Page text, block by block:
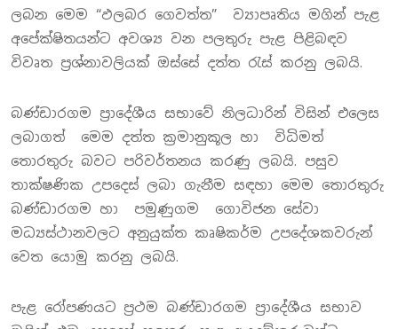
ලබන මෙම “ඵලබර ගෙවත්ත” ව්‍යාපෘතිය මගින් පැළ
අපේක්ෂිතයන්ට අවශ්‍ය වන පලතුරු පැළ පිළිබඳව
විවෘත ප්‍රශ්නාවලියක් ඔස්සේ දත්ත රැස් කරනු ලබයි.
බණ්ඩාරගම ප්‍රාදේශීය සභාවේ නිලධාරින් විසින් එලෙස
ලබාගත් මෙම දත්ත ක්‍රමානුකූල හා විධිමත්
තොරතුරු බවට පරිවර්තනය කරණු ලබයි. පසුව
තාක්ෂණික උපදෙස් ලබා ගැනීම සඳහා මෙම තොරතුරු
බණ්ඩාරගම හා පමුණුගම ගොවිජන සේවා
මධ්‍යස්ථානවලට අනුයුක්ත කෘෂිකර්ම උපදේශකවරුන්
වෙත යොමු කරනු ලබයි.
පැළ රෝපණයට ප්‍රථම බණ්ඩාරගම ප්‍රාදේශීය සභාව